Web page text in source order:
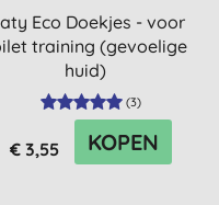
Eco Doekjes - voor
training (gevoelige
huid)
(3)
€ 3,55 KOPEN